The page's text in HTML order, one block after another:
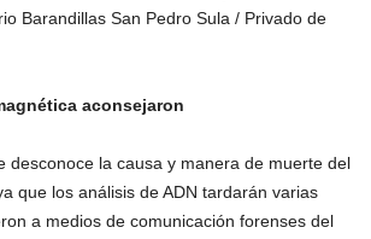
Barandillas San Pedro Sula / Privado de
aconsejaron
desconoce la causa y manera de muerte del
que los análisis de ADN tardarán varias
a medios de comunicación forenses del